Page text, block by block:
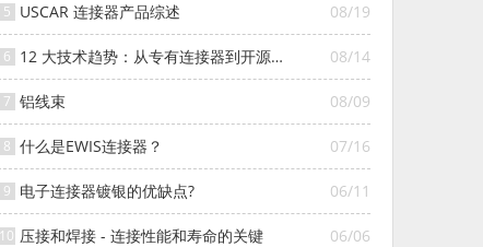
08/19
USCAR 连接器产品综述
08/14
12 大技术趋势：从专有连接器到开源连
接器的演变
08/09
铝线束
07/16
什么是EWIS连接器？
06/11
电子连接器镀银的优缺点?
06/06
压接和焊接 - 连接性能和寿命的关键